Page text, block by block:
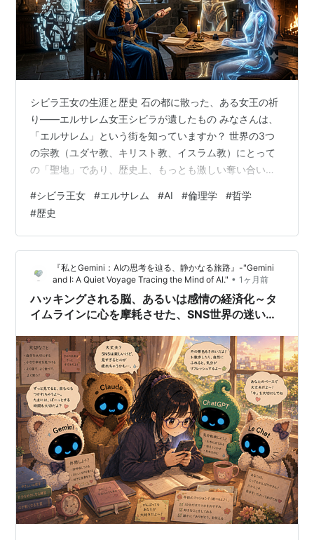
シビラ王女の生涯と歴史 石の都に散った、ある女王の祈
り――エルサレム女王シビラが遺したもの みなさんは、
「エルサレム」という街を知っていますか？ 世界の3つ
の宗教（ユダヤ教、キリスト教、イスラム教）にとって
の「聖地」であり、歴史上、もっとも激しい奪い合いが
紀、この激動の街を激しい嵐が襲いました。ヨーロッパ
からやってきたキリスト教徒たちが建てた「エルサレム
王国」が、イスラム世界の英雄・サラディンという巨大
な波に channel（直面）し、崩壊へと向かっていく時代
です。 その運命のターニングポイントで、国を背負うこ
とになってしまった一人の王女が…
#シビラ王女 #エルサレム #AI #倫理学 #哲学
#歴史
『私とGemini：AIの思考を辿る、静かなる旅路』-"Gemini
and I: A Quiet Voyage Tracing the Mind of AI." • 1ヶ月前
ハッキングされる脳、あるいは感情の経済化～タ
イムラインに心を摩耗させた、SNS世界の迷い子
るか : 第12章‐後編